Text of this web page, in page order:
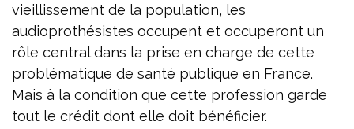
vieillissement de la population, les
audioprothésistes occupent et occuperont un
rôle central dans la prise en charge de cette
problématique de santé publique en France.
Mais à la condition que cette profession garde
tout le crédit dont elle doit bénéficier.